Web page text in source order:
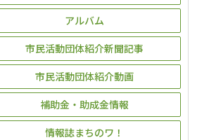
アルバム
市民活動団体紹介新聞記事
市民活動団体紹介動画
補助金・助成金情報
情報誌まちのワ！